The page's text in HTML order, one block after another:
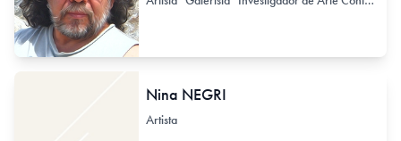
Nina NEGRI
Artista